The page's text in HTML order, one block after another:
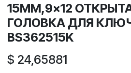
15MM,9x12
ГОЛОВКА ДЛЯ
BS362515K
$ 24,65881